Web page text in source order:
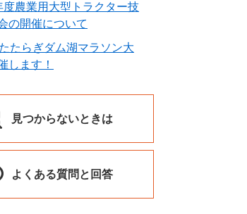
度農業用大型トラクター技
の開催について
たらぎダム湖マラソン大
します！
見つからないときは
よくある質問と回答